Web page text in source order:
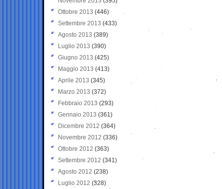
Ottobre 2013 (446)
Settembre 2013 (433)
Agosto 2013 (389)
Luglio 2013 (390)
Giugno 2013 (425)
Maggio 2013 (413)
Aprile 2013 (345)
Marzo 2013 (372)
Febbraio 2013 (293)
Gennaio 2013 (361)
Dicembre 2012 (364)
Novembre 2012 (336)
Ottobre 2012 (363)
Settembre 2012 (341)
Agosto 2012 (238)
Luglio 2012 (328)